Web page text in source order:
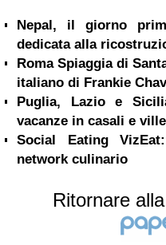
Nepal, il giorno
dedicata alla
Roma Spiaggia di
italiano di Frankie
Puglia, Lazio e
vacanze in casali e
Social Eating
network culinario
Ritornare